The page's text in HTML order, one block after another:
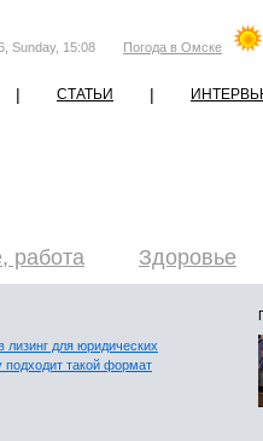
Sunday, 15:08 Погода в Омске
| СТАТЬИ |
работа Здоровье
для юридических
подходит такой формат